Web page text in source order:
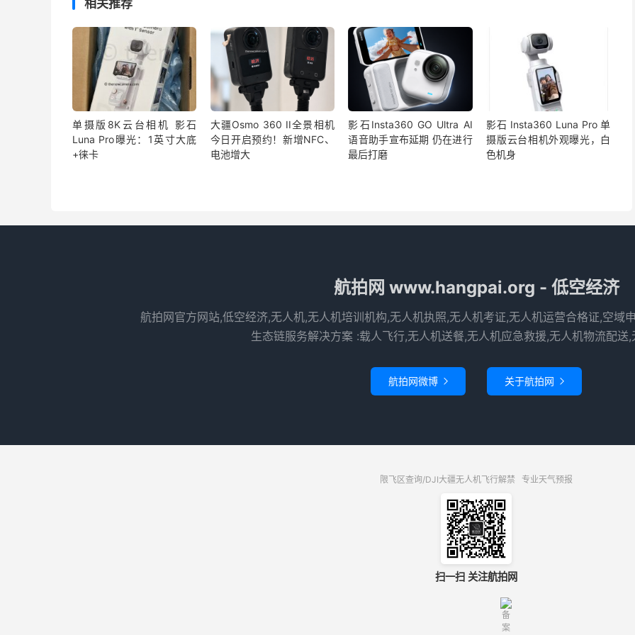
相关推荐
单摄版8K云台相机 影石
Luna Pro曝光：1英寸大底
+徕卡
大疆Osmo 360 II全景相机
今日开启预约！新增NFC、
电池增大
影石Insta360 GO Ultra AI
语音助手宣布延期 仍在进行
最后打磨
影石 Insta360 Luna Pro 单
摄版云台相机外观曝光，白
色机身
航拍网 www.hangpai.org - 低空经济
航拍网官方网站,低空经济,无人机,无人机培训机构,无人机执照,无人机考证,无人机运营合格证,空域
生态链服务解决方案 :载人飞行,无人机送餐,无人机应急救援,无人机物流配送,
航拍网微博  关于航拍网 
限飞区查询/DJI大疆无人机飞行解禁 专业天气预报
扫一扫 关注航拍网